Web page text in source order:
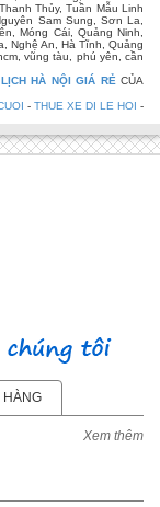
Thủy, Tuần Mẫu Linh
Sam Sung, Sơn La,
Móng Cái, Quảng Ninh,
Nghệ An, Hà Tĩnh, Quảng
vũng tàu, phú yên, cần
HÀ NỘI GIÁ RẺ CỦA
- THUE XE DI LE HOI -
HÀNG
Xem thêm